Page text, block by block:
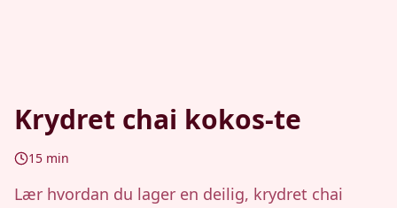
Krydret chai kokos-te
15 min
Lær hvordan du lager en deilig, krydret chai